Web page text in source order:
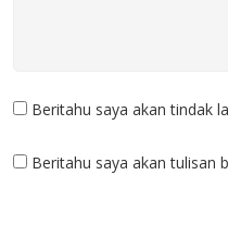
Beritahu saya akan tindak
Beritahu saya akan tulisan